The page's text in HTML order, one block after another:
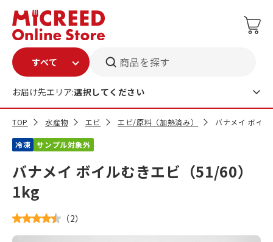
商品を探す
お届け先エリア:選択してください
TOP 水産物 エビ エビ/原料（加熱済み） バナメイ ボイ
冷凍 サンプル対象外
バナメイ ボイルむきエビ（51/60）
1kg
（2）